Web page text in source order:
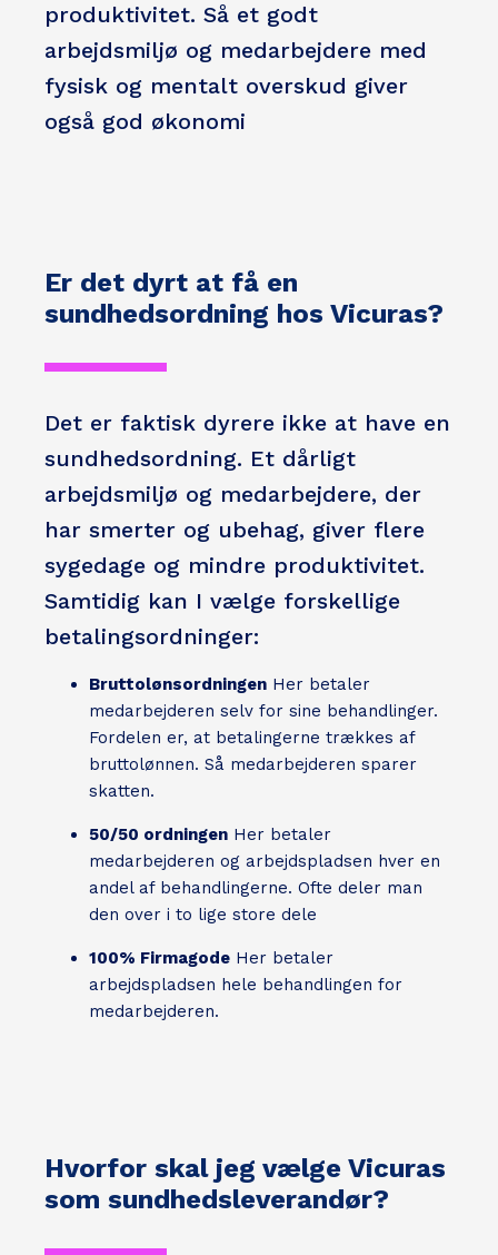
produktivitet. Så et godt
arbejdsmiljø og medarbejdere med
fysisk og mentalt overskud giver
også god økonomi
Er det dyrt at få en
sundhedsordning hos Vicuras?
Det er faktisk dyrere ikke at have en
sundhedsordning. Et dårligt
arbejdsmiljø og medarbejdere, der
har smerter og ubehag, giver flere
sygedage og mindre produktivitet.
Samtidig kan I vælge forskellige
betalingsordninger:
Bruttolønsordningen Her betaler
medarbejderen selv for sine behandlinger.
Fordelen er, at betalingerne trækkes af
bruttolønnen. Så medarbejderen sparer
skatten.
50/50 ordningen Her betaler
medarbejderen og arbejdspladsen hver en
andel af behandlingerne. Ofte deler man
den over i to lige store dele
100% Firmagode Her betaler
arbejdspladsen hele behandlingen for
medarbejderen.
Hvorfor skal jeg vælge Vicuras
som sundhedsleverandør?